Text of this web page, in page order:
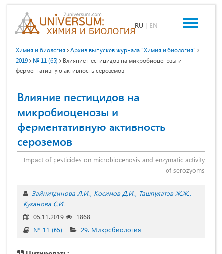
RU | EN
Химия и биология
Архив выпусков журнала "Химия и биология"
2019
№ 11 (65)
Влияние пестицидов на микробиоценозы и
ферментативную активность сероземов
Влияние пестицидов на
микробиоценозы и
ферментативную активность
сероземов
Impact of pesticides on microbiocenosis and enzymatic activity
of serozyoms
Зайнитдинова Л.И. Косимов Д.И.
Ташпулатов Ж.Ж.
Куканова С.И.
05.11.2019
1868
№ 11 (65)
29. Микробиология